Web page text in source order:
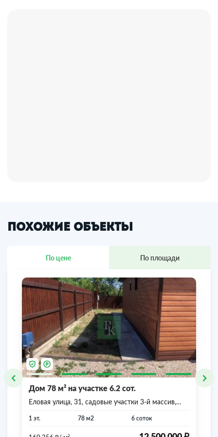
Похожие объекты
По цене По площади
Дом 78 м² на участке 6.2 сот.
Еловая улица, 31, садовые участки 3-й массив,
1 эт. 78 м2 6 соток
2